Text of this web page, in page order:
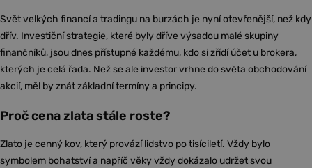
Svět velkých financí a tradingu na burzách je nyní otevřenější, než kdy
dřív. Investiční strategie, které byly dříve výsadou malé skupiny
finančníků, jsou dnes přístupné každému, kdo si zřídí účet u brokera,
kterých je celá řada. Než se ale investor vrhne do světa obchodování
akcií, měl by znát základní termíny a principy.
Proč cena zlata stále roste?
Zlato je cenný kov, který provází lidstvo po tisíciletí. Vždy bylo
symbolem bohatství a napříč věky vždy dokázalo udržet svou